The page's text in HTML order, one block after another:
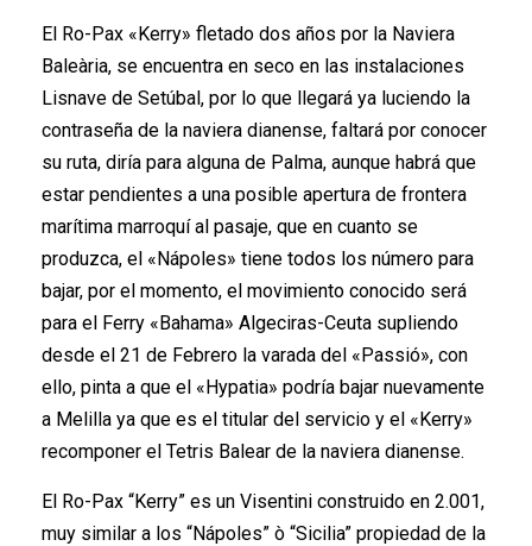
El Ro-Pax «Kerry» fletado dos años por la Naviera
Baleària, se encuentra en seco en las instalaciones
Lisnave de Setúbal, por lo que llegará ya luciendo la
contraseña de la naviera dianense, faltará por conocer
su ruta, diría para alguna de Palma, aunque habrá que
estar pendientes a una posible apertura de frontera
marítima marroquí al pasaje, que en cuanto se
produzca, el «Nápoles» tiene todos los número para
bajar, por el momento, el movimiento conocido será
para el Ferry «Bahama» Algeciras-Ceuta supliendo
desde el 21 de Febrero la varada del «Passió», con
ello, pinta a que el «Hypatia» podría bajar nuevamente
a Melilla ya que es el titular del servicio y el «Kerry»
recomponer el Tetris Balear de la naviera dianense.
El Ro-Pax “Kerry” es un Visentini construido en 2.001,
muy similar a los “Nápoles” ò “Sicilia” propiedad de la